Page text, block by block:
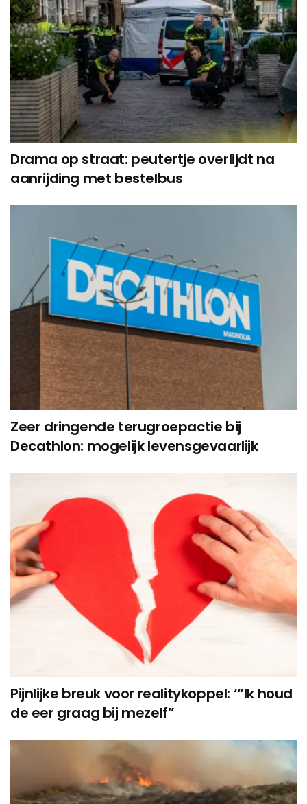
Drama op straat: peutertje overlijdt na
aanrijding met bestelbus
Zeer dringende terugroepactie bij
Decathlon: mogelijk levensgevaarlijk
Pijnlijke breuk voor realitykoppel: ‘“Ik houd
de eer graag bij mezelf”